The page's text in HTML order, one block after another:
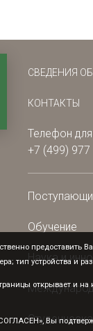
СВЕДЕНИЯ
КОНТАКТЫ
Телефон
+7 (499) 977
Обучение
Наука и
предоставить
тип устройства и
открывает и
Вы